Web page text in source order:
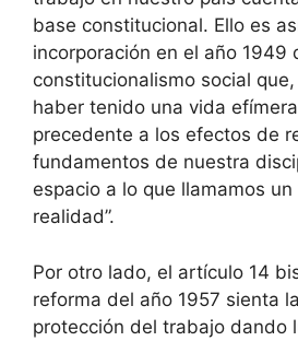
base constitucional. Ello es
incorporación en el año 1949
constitucionalismo social
haber tenido una vida
precedente a los efectos de
fundamentos de nuestra
espacio a lo que llamamos un
realidad”.
Por otro lado, el artículo 14
reforma del año 1957 sienta
protección del trabajo dando